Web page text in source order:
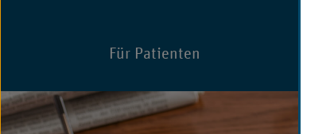
Für Patienten